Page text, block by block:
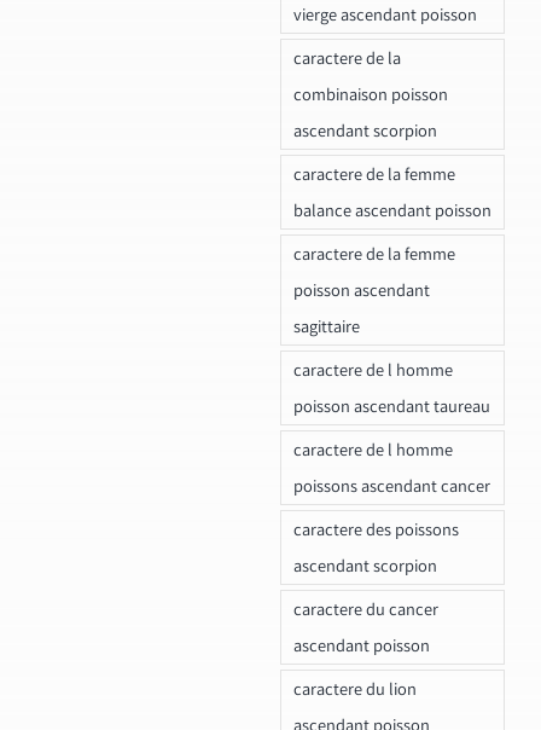
vierge ascendant poisson
caractere de la
combinaison poisson
ascendant scorpion
caractere de la femme
balance ascendant poisson
caractere de la femme
poisson ascendant
sagittaire
caractere de l homme
poisson ascendant taureau
caractere de l homme
poissons ascendant cancer
caractere des poissons
ascendant scorpion
caractere du cancer
ascendant poisson
caractere du lion
ascendant poisson